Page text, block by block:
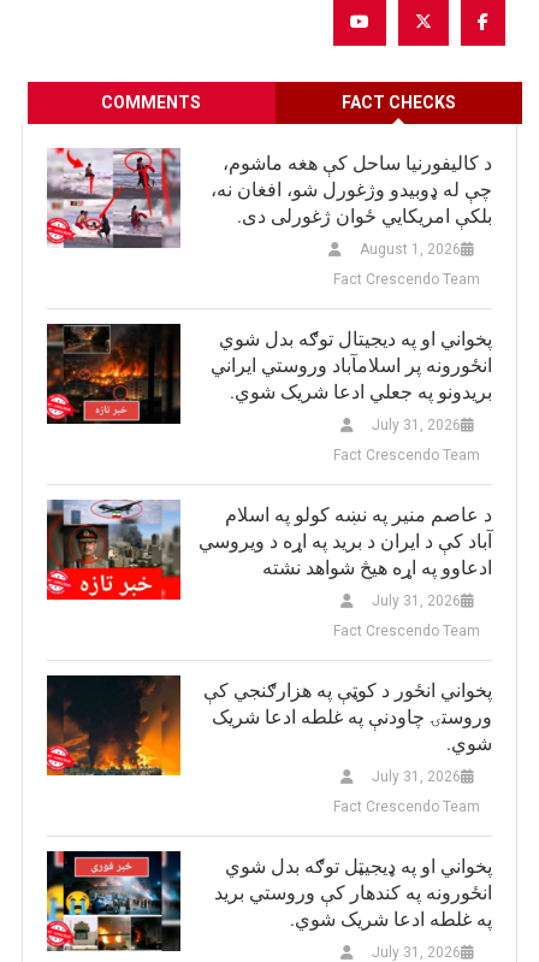
FACT CHECKS
COMMENTS
د کالیفورنیا ساحل کې هغه ماشوم،
چې له ډوبیدو وژغورل شو، افغان نه،
بلکې امریکایي ځوان ژغورلی دی.
August 1, 2026
Fact Crescendo Team
پخواني او په دیجیتال توګه بدل شوي
انځورونه پر اسلامآباد وروستي ایراني
بريدونو په جعلي ادعا شریک شوي.
July 31, 2026
Fact Crescendo Team
د عاصم منیر په نښه کولو په اسلام
آباد کې د ایران د برید په اړه د ویروسي
ادعاوو په اړه هیڅ شواهد نشته
July 31, 2026
Fact Crescendo Team
پخواني انځور د کوټې په هزارګنجي کې
وروستۍ چاودنې په غلطه ادعا شریک
شوي.
July 31, 2026
Fact Crescendo Team
پخواني او په ډيجيټل توګه بدل شوي
انځورونه په کندهار کې وروستي برید
په غلطه ادعا شریک شوي.
July 31, 2026